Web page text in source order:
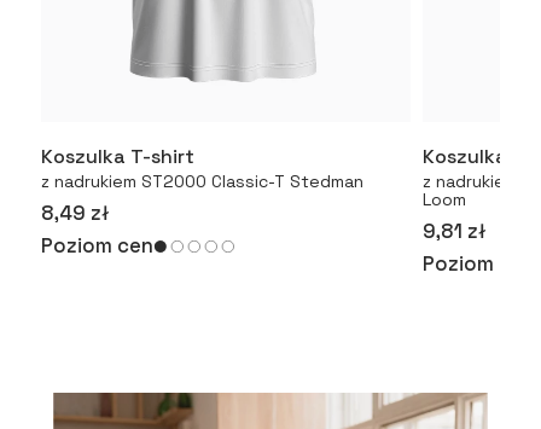
Koszulka T-shirt
z nadrukiem ST2000 Classic-T Stedman
8,49 zł
Poziom cen
Koszulka
z nadrukiem
Loom
9,81 zł
Poziom cen